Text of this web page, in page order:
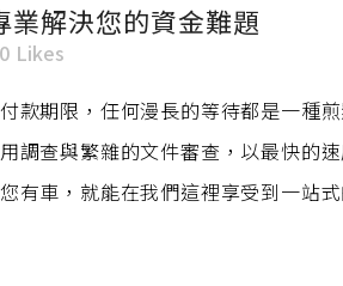
解決您的資金難題
0 Likes
款期限，任何漫長的等待都是一種
調查與繁雜的文件審查，以最快的
有車，就能在我們這裡享受到一站